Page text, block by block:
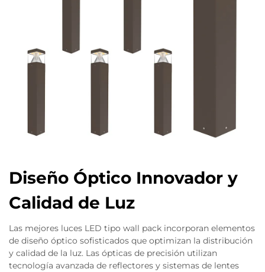
Diseño Óptico Innovador y
Calidad de Luz
Las mejores luces LED tipo wall pack incorporan elementos
de diseño óptico sofisticados que optimizan la distribución
y calidad de la luz. Las ópticas de precisión utilizan
tecnología avanzada de reflectores y sistemas de lentes